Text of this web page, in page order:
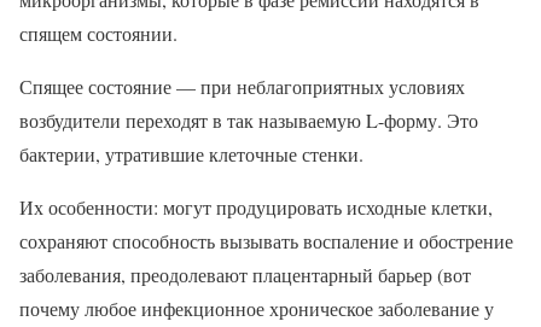
спящем состоянии.
Спящее состояние — при неблагоприятных условиях
возбудители переходят в так называемую L-форму. Это
бактерии, утратившие клеточные стенки.
Их особенности: могут продуцировать исходные клетки,
сохраняют способность вызывать воспаление и обострение
заболевания, преодолевают плацентарный барьер (вот
почему любое инфекционное хроническое заболевание у